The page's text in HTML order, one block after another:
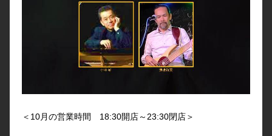
＜10月の営業時間 18:30開店～23:30閉店＞